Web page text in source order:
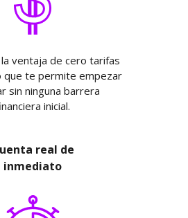
ventaja de cero tarifas
que te permite empezar
sin ninguna barrera
inicial.
real de
inmediato